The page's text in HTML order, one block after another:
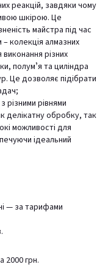
реакцій, завдяки чому
шкірою. Це
майстра під час
колекція алмазних
різних
полумʼя та циліндра
Це дозволяє підібрати
різними рівнями
делікатну обробку, так
можливості для
ідеальний
— за тарифами
2000 грн.